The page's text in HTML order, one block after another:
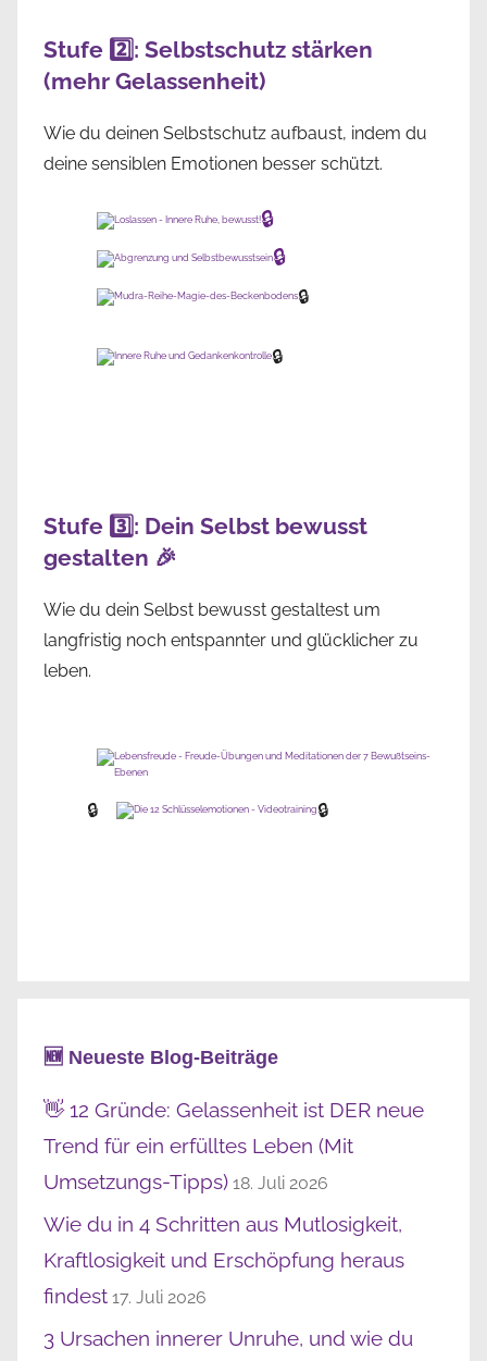
Stufe 2️⃣: Selbstschutz stärken
(mehr Gelassenheit)
Wie du deinen Selbstschutz aufbaust, indem du
deine sensiblen Emotionen besser schützt.
🔒
🔒
🔒
🔒
Stufe 3️⃣: Dein Selbst bewusst
gestalten 🎉
Wie du dein Selbst bewusst gestaltest um
langfristig noch entspannter und glücklicher zu
leben.
🔒 🔒
🆕 Neueste Blog-Beiträge
👋 12 Gründe: Gelassenheit ist DER neue
Trend für ein erfülltes Leben (Mit
Umsetzungs-Tipps) 18. Juli 2026
Wie du in 4 Schritten aus Mutlosigkeit,
Kraftlosigkeit und Erschöpfung heraus
findest 17. Juli 2026
3 Ursachen innerer Unruhe, und wie du